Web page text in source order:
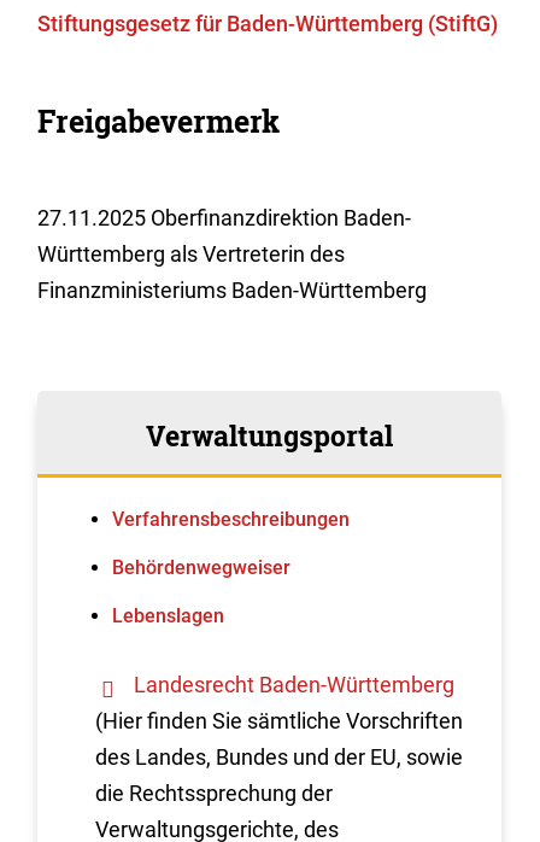
Stiftungsgesetz für Baden-Württemberg (StiftG)
Freigabevermerk
27.11.2025 Oberfinanzdirektion Baden-
Württemberg als Vertreterin des
Finanzministeriums Baden-Württemberg
Verwaltungsportal
Verfahrens­beschreibungen
Behördenwegweiser
Lebenslagen
Landesrecht Baden-Württemberg
(Hier finden Sie sämtliche Vorschriften
des Landes, Bundes und der EU, sowie
die Rechtssprechung der
Verwaltungsgerichte, des